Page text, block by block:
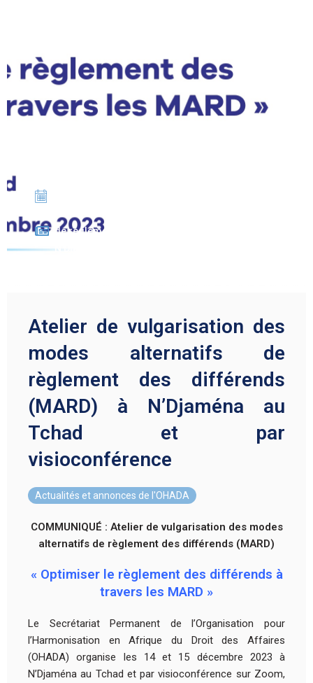
de règlement des différends (MARD) à
N’Djaména au Tchad et par visioconférence
Atelier de vulgarisation des
modes alternatifs de
règlement des différends
(MARD) à N’Djaména au
Tchad et par
visioconférence
Actualités et annonces de l'OHADA
COMMUNIQUÉ : Atelier de vulgarisation des modes
alternatifs de règlement des différends (MARD)
« Optimiser le règlement des différends à
travers les MARD »
Le Secrétariat Permanent de l’Organisation pour
l’Harmonisation en Afrique du Droit des Affaires
(OHADA) organise les 14 et 15 décembre 2023 à
N’Djaména au Tchad et par visioconférence sur Zoom,